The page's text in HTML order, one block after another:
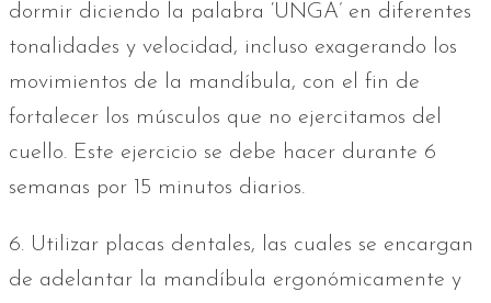
dormir diciendo la palabra ‘UNGA’ en diferentes
tonalidades y velocidad, incluso exagerando los
movimientos de la mandíbula, con el fin de
fortalecer los músculos que no ejercitamos del
cuello. Este ejercicio se debe hacer durante 6
semanas por 15 minutos diarios.
6. Utilizar placas dentales, las cuales se encargan
de adelantar la mandíbula ergonómicamente y